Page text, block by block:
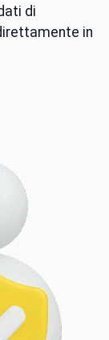
di
in